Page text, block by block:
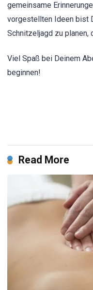
gemeinsame
vorgestellten Ideen bist
Schnitzeljagd zu
Viel Spaß bei Deinem
beginnen!
Read More